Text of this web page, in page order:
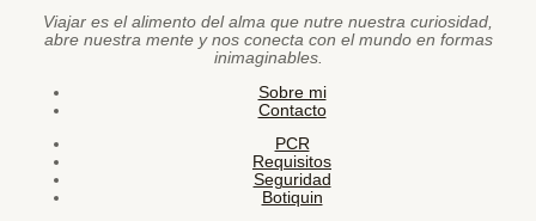
Viajar es el alimento del alma que nutre nuestra curiosidad,
abre nuestra mente y nos conecta con el mundo en formas
inimaginables.
Sobre mi
Contacto
PCR
Requisitos
Seguridad
Botiquin